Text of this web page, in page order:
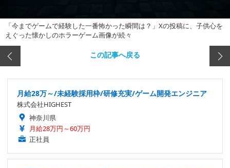
「今までゲームで経験した一番怖かった瞬間は？」Xの投稿に、子供心を
えぐった懐かしのホラーゲーム画像が続々
この記事へ戻る
月給28万～/未経験採用枠/研修充実/ゲーム開発エンジニア
株式会社HIGHEST
神奈川県
月給28万円～60万円
正社員